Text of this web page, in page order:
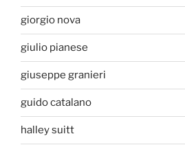
giorgio nova
giulio pianese
giuseppe granieri
guido catalano
halley suitt